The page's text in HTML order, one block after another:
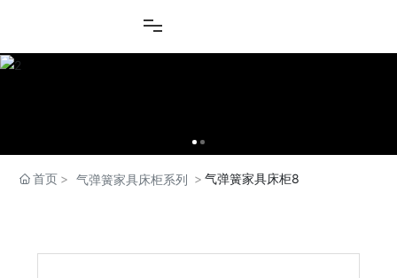
首页 气弹簧家具床柜系列 气弹簧家具床柜8